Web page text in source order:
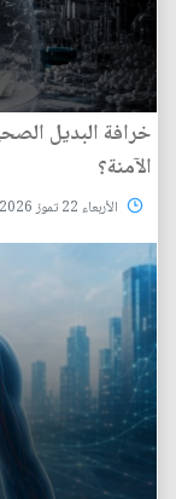
خرافة البديل
الآمنة؟
الأربعاء 22 تموز 2026